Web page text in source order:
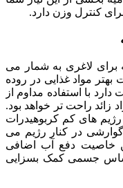
کنترل وزن دارد.
برای لاغری به شمار می
بهتر مواد غذایی در روده
با استفاده مداوم از
زائد راحت تر خواهد بود.
های کم کربوهیدرات
در کنار رژیم می
خاصیت دفع آب اضافی
جسمی کمک بسزایی